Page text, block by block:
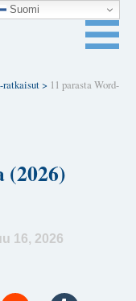
ratkaisut> 11 parasta Word-
(2026)
16, 2026
Suomi